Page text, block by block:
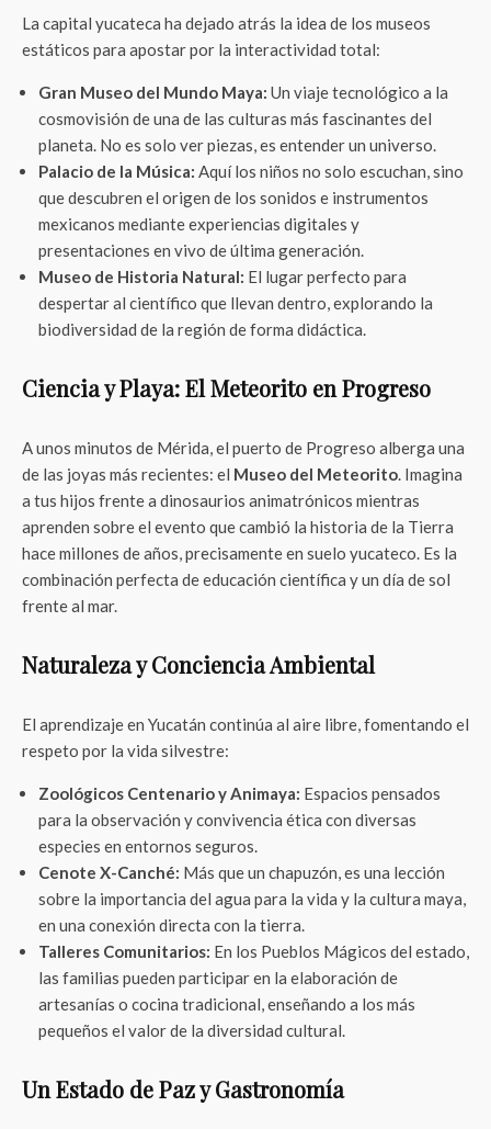
La capital yucateca ha dejado atrás la idea de los museos
estáticos para apostar por la interactividad total:
Gran Museo del Mundo Maya: Un viaje tecnológico a la
cosmovisión de una de las culturas más fascinantes del
planeta. No es solo ver piezas, es entender un universo.
Palacio de la Música: Aquí los niños no solo escuchan, sino
que descubren el origen de los sonidos e instrumentos
mexicanos mediante experiencias digitales y
presentaciones en vivo de última generación.
Museo de Historia Natural: El lugar perfecto para
despertar al científico que llevan dentro, explorando la
biodiversidad de la región de forma didáctica.
Ciencia y Playa: El Meteorito en Progreso
A unos minutos de Mérida, el puerto de Progreso alberga una
de las joyas más recientes: el Museo del Meteorito. Imagina
a tus hijos frente a dinosaurios animatrónicos mientras
aprenden sobre el evento que cambió la historia de la Tierra
hace millones de años, precisamente en suelo yucateco. Es la
combinación perfecta de educación científica y un día de sol
frente al mar.
Naturaleza y Conciencia Ambiental
El aprendizaje en Yucatán continúa al aire libre, fomentando el
respeto por la vida silvestre:
Zoológicos Centenario y Animaya: Espacios pensados
para la observación y convivencia ética con diversas
especies en entornos seguros.
Cenote X-Canché: Más que un chapuzón, es una lección
sobre la importancia del agua para la vida y la cultura maya,
en una conexión directa con la tierra.
Talleres Comunitarios: En los Pueblos Mágicos del estado,
las familias pueden participar en la elaboración de
artesanías o cocina tradicional, enseñando a los más
pequeños el valor de la diversidad cultural.
Un Estado de Paz y Gastronomía